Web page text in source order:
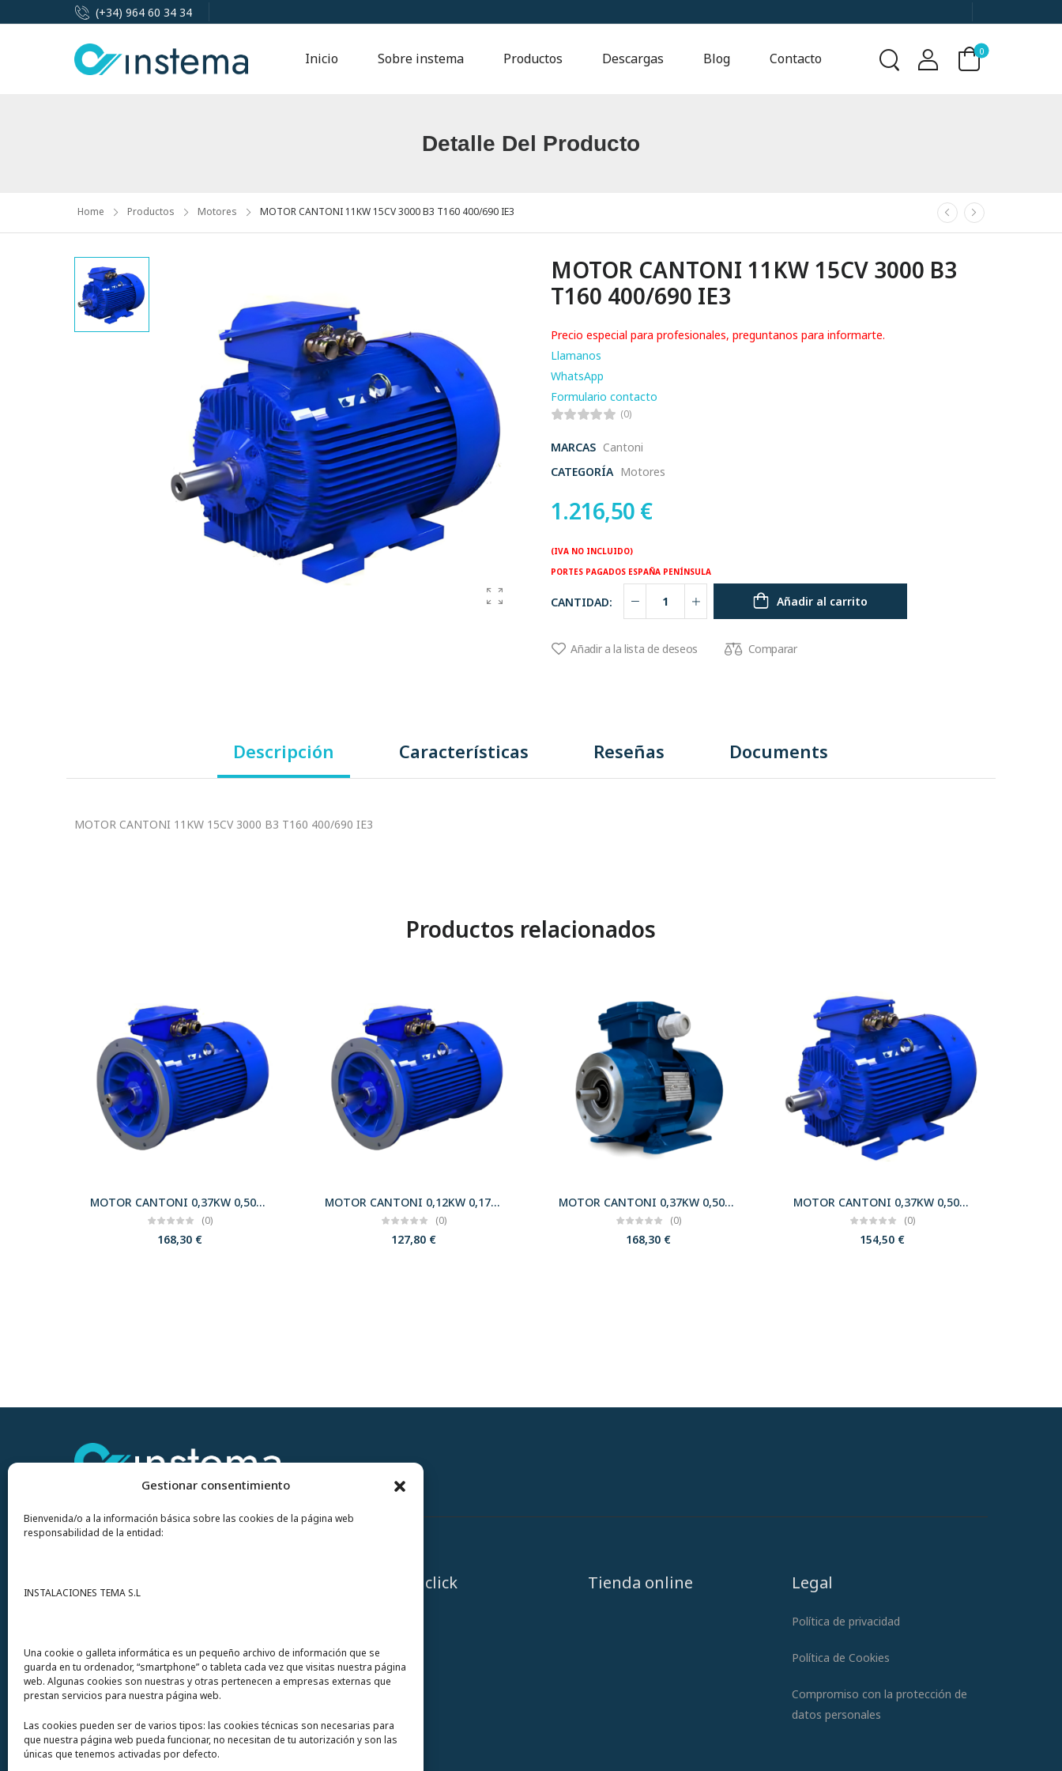
Gestionar consentimiento
Bienvenida/o a la información básica sobre las cookies de la página web
responsabilidad de la entidad:
INSTALACIONES TEMA S.L
Una cookie o galleta informática es un pequeño archivo de información que se
guarda en tu ordenador, “smartphone” o tableta cada vez que visitas nuestra página
web. Algunas cookies son nuestras y otras pertenecen a empresas externas que
prestan servicios para nuestra página web.
Las cookies pueden ser de varios tipos: las cookies técnicas son necesarias para
que nuestra página web pueda funcionar, no necesitan de tu autorización y son las
únicas que tenemos activadas por defecto.
(+34) 964 60 34 34
Inicio Sobre instema Productos Descargas Blog Contacto 0
Detalle Del Producto
Home Productos Motores MOTOR CANTONI 11KW 15CV 3000 B3 T160 400/690 IE3
MOTOR CANTONI 11KW 15CV 3000 B3
T160 400/690 IE3
Precio especial para profesionales, preguntanos para informarte.
Llamanos
WhatsApp
Formulario contacto
(0)
MARCAS Cantoni
CATEGORÍA Motores
1.216,50 €
(IVA NO INCLUIDO)
PORTES PAGADOS ESPAÑA PENÍNSULA
CANTIDAD: Añadir al carrito
Añadir a la lista de deseos Comparar
Descripción Características Reseñas Documents
MOTOR CANTONI 11KW 15CV 3000 B3 T160 400/690 IE3
Productos relacionados
MOTOR CANTONI 0,37KW 0,50CV 3000 B5 T71 230/400 IE2
(0)
168,30 €
MOTOR CANTONI 0,12KW 0,17CV 3000 B5 T56 230/400 IE2
(0)
127,80 €
MOTOR CANTONI 0,37KW 0,50CV 3000 B34 T71 230/400 IE2
(0)
168,30 €
MOTOR CANTONI 0,37KW 0,50CV 3000 B3 T71 230/400 IE2
(0)
154,50 €
S.L. Avda del Mar 72
12200 Onda (Castellón) España
Urgencias y whatsapp649 406 493
A un click Tienda online Legal
Política de privacidad
Política de Cookies
Compromiso con la protección de
datos personales